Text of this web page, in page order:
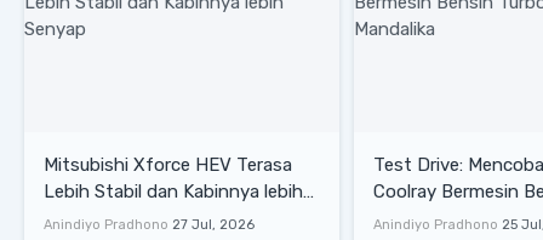
Mitsubishi Xforce HEV Terasa
Lebih Stabil dan Kabinnya lebih
Senyap
Anindiyo Pradhono 27 Jul, 2026
Test Drive: Mencoba Geely
Coolray Bermesin
di Sirkuit Mandalika
Anindiyo Pradhono 25